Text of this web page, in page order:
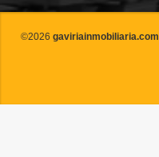
©2026 gaviriainmobiliaria.com